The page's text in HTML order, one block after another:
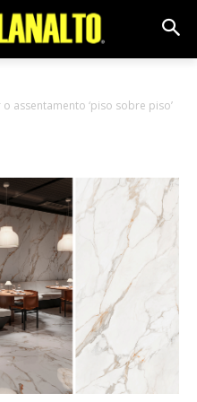
assentamento ‘piso sobre piso’